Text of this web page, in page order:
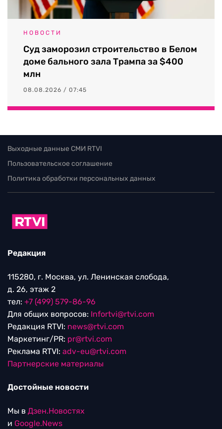
НОВОСТИ
Суд заморозил строительство в Белом
доме бального зала Трампа за $400
млн
08.08.2026 / 07:45
Выходные данные СМИ RTVI
Пользовательское соглашение
Политика обработки персональных данных
Редакция
115280, г. Москва, ул. Ленинская слобода,
д. 26, этаж 2
тел: +7 (499) 579-86-96
Для общих вопросов: Infortvi@rtvi.com
Редакция RTVI: news@rtvi.com
Маркетинг/PR: pr@rtvi.com
Реклама RTVI: adv-eu@rtvi.com
Партнерские материалы
Достойные новости
Мы в Дзен.Новостях
и Google.News